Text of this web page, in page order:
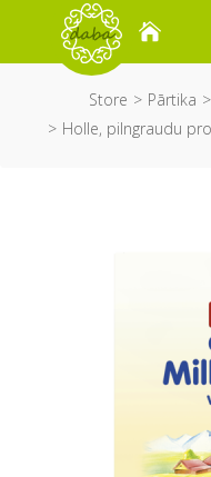
Store Pārtika
Holle, pilngraudu